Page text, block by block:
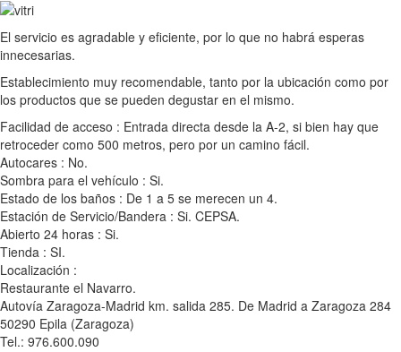
El servicio es agradable y eficiente, por lo que no habrá esperas
innecesarias.
Establecimiento muy recomendable, tanto por la ubicación como por
los productos que se pueden degustar en el mismo.
Facilidad de acceso : Entrada directa desde la A-2, si bien hay que
retroceder como 500 metros, pero por un camino fácil.
Autocares : No.
Sombra para el vehículo : Si.
Estado de los baños : De 1 a 5 se merecen un 4.
Estación de Servicio/Bandera : Si. CEPSA.
Abierto 24 horas : Si.
Tienda : SI.
Localización :
Restaurante el Navarro.
Autovía Zaragoza-Madrid km. salida 285. De Madrid a Zaragoza 284
50290 Epila (Zaragoza)
Tel.: 976.600.090